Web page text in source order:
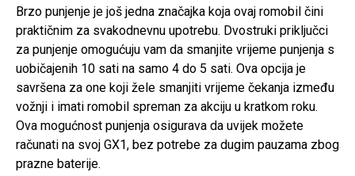
Brzo punjenje je još jedna značajka koja ovaj romobil čini
praktičnim za svakodnevnu upotrebu. Dvostruki priključci
za punjenje omogućuju vam da smanjite vrijeme punjenja s
uobičajenih 10 sati na samo 4 do 5 sati. Ova opcija je
savršena za one koji žele smanjiti vrijeme čekanja između
vožnji i imati romobil spreman za akciju u kratkom roku.
Ova mogućnost punjenja osigurava da uvijek možete
računati na svoj GX1, bez potrebe za dugim pauzama zbog
prazne baterije.